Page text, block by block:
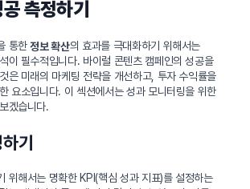
측정하기
통한정보 확산의 효과를 극대화하기 위해서는
이 필수적입니다. 바이럴 콘텐츠 캠페인의 성공을
은 미래의 마케팅 전략을 개선하고, 투자 수익률을
요소입니다. 이 섹션에서는 성과 모니터링을 위한
겠습니다.
기
위해서는 명확한 KPI(핵심 성과 지표)를 설정하는